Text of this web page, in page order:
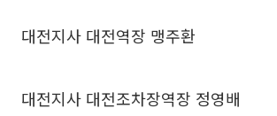
대전지사 대전역장 맹주환
대전지사 대전조차장역장 정영배